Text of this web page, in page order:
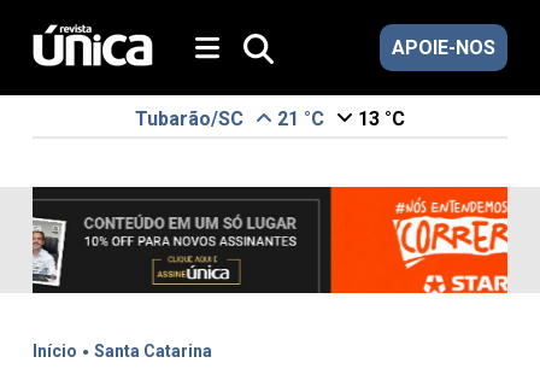
APOIE-NOS
Tubarão/SC 21 °C 13 °C
Início . Santa Catarina